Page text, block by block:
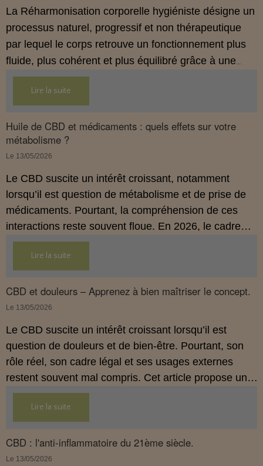
La Réharmonisation corporelle hygiéniste désigne un
processus naturel, progressif et non thérapeutique
par lequel le corps retrouve un fonctionnement plus
fluide, plus cohérent et plus équilibré grâce à une
hygiène de vie adaptée.
Lire la suite
Huile de CBD et médicaments : quels effets sur votre
métabolisme ?
Le 13/05/2026
Le CBD suscite un intérêt croissant, notamment
lorsqu’il est question de métabolisme et de prise de
médicaments. Pourtant, la compréhension de ces
interactions reste souvent floue. En 2026, le cadre
légal français impose des règles strictes : seuls les
usages externes du CBD sont autorisés. Cet article
propose une mise au point claire et accessible pour
comprendre comment le CBD s’inscrit dans une
démarche de prévention, sans ingestion et sans
Lire la suite
CBD et douleurs – Apprenez à bien maîtriser le concept.
Le 13/05/2026
Le CBD suscite un intérêt croissant lorsqu’il est
question de douleurs et de bien‑être. Pourtant, son
rôle réel, son cadre légal et ses usages externes
restent souvent mal compris. Cet article propose une
mise au point claire, moderne et conforme à la
réglementation française de 2026, afin de mieux
comprendre comment le CBD s’intègre dans une
approche globale de prévention.
Lire la suite
CBD : l'anti-inflammatoire du 21ème siècle.
Le 13/05/2026